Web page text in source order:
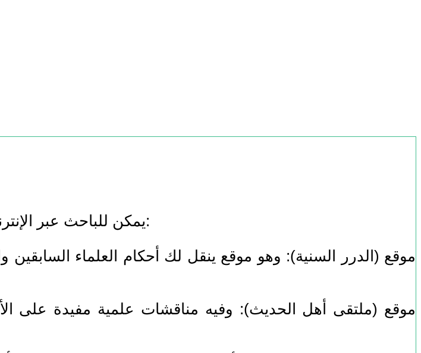
يمكن للباحث عبر الإنترنت الاطلاع على أحكام العلماء على الأحاديث عبر مواقع عدة: